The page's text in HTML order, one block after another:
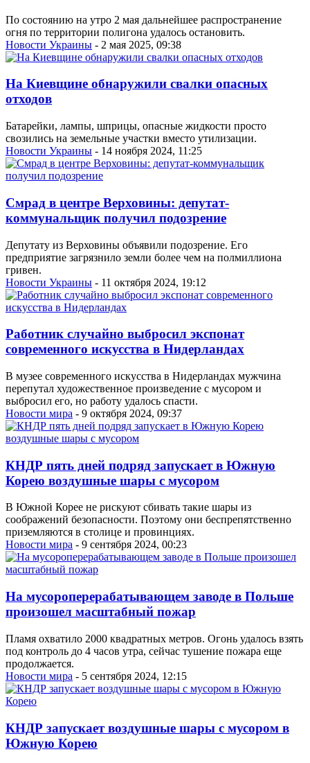
По состоянию на утро 2 мая дальнейшее распространение
огня по территории полигона удалось остановить.
Новости Украины - 2 мая 2025, 09:38
На Киевщине обнаружили свалки опасных
отходов
Батарейки, лампы, шприцы, опасные жидкости просто
свозились на земельные участки вместо утилизации.
Новости Украины - 14 ноября 2024, 11:25
Смрад в центре Верховины: депутат-
коммунальщик получил подозрение
Депутату из Верховины объявили подозрение. Его
предприятие загрязнило земли более чем на полмиллиона
гривен.
Новости Украины - 11 октября 2024, 19:12
Работник случайно выбросил экспонат
современного искусства в Нидерландах
В музее современного искусства в Нидерландах мужчина
перепутал художественное произведение с мусором и
выбросил его, но работу удалось спасти.
Новости мира - 9 октября 2024, 09:37
КНДР пять дней подряд запускает в Южную
Корею воздушные шары с мусором
В Южной Корее не рискуют сбивать такие шары из
соображений безопасности. Поэтому они беспрепятственно
приземляются в столице и провинциях.
Новости мира - 9 сентября 2024, 00:23
На мусороперерабатывающем заводе в Польше
произошел масштабный пожар
Пламя охватило 2000 квадратных метров. Огонь удалось взять
под контроль до 4 часов утра, сейчас тушение пожара еще
продолжается.
Новости мира - 5 сентября 2024, 12:15
КНДР запускает воздушные шары с мусором в
Южную Корею